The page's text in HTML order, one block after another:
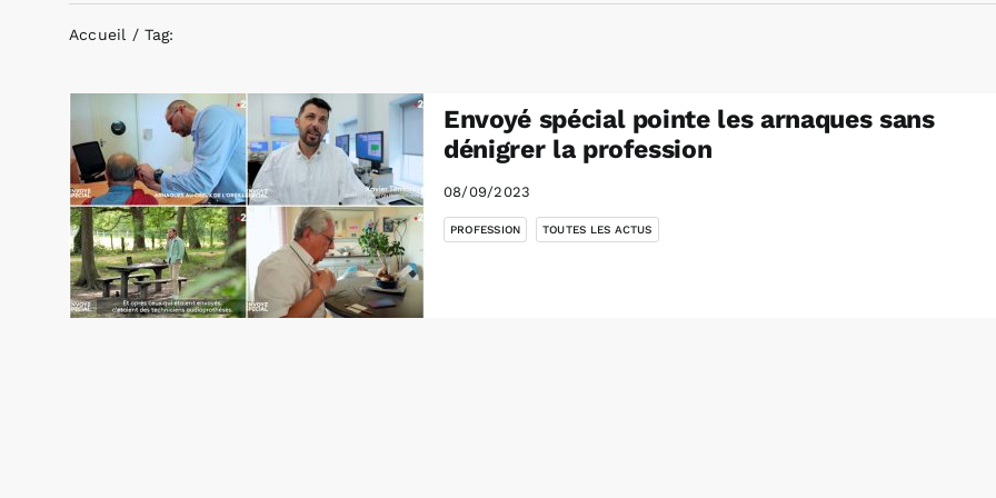
Accueil Tag:
Envoyé spécial pointe les arnaques sans
dénigrer la profession
08/09/2023
PROFESSION
,
TOUTES LES ACTUS